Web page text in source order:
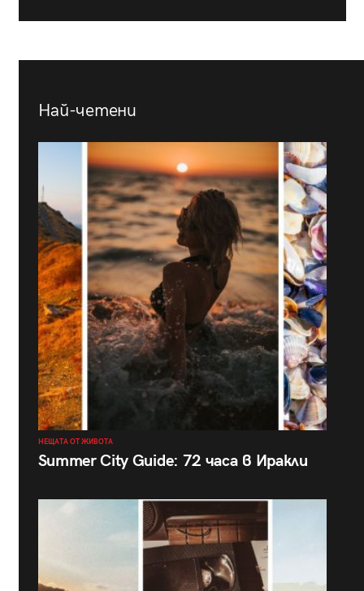
Най-четени
НЕЩАТА ОТ ЖИВОТА
Summer City Guide: 72 часа в Иракли